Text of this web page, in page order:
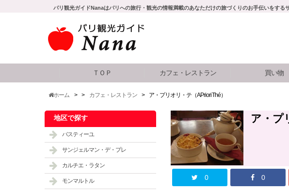
パリ観光ガイドNanaはパリへの旅行・観光の情報満載のあなただけの旅づくりのお手伝いをする
ＴＯＰ カフェ・レストラン 買い物
ホーム > > カフェ・レストラン > ア・プリオリ・テ（A Priori Thé）
ア・プ
0 0
地区で探す
バスティーユ
サンジェルマン・デ・プレ
カルチエ・ラタン
モンマルトル